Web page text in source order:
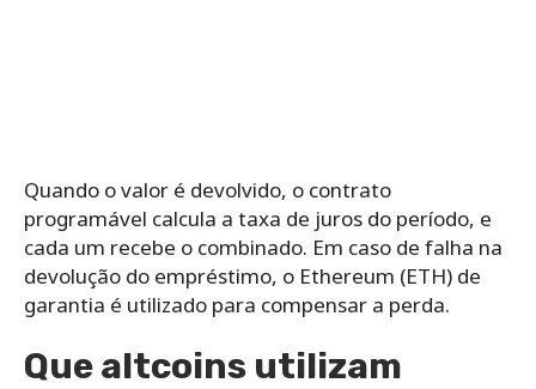
Quando o valor é devolvido, o contrato
programável calcula a taxa de juros do período, e
cada um recebe o combinado. Em caso de falha na
devolução do empréstimo, o Ethereum (ETH) de
garantia é utilizado para compensar a perda.
Que altcoins utilizam